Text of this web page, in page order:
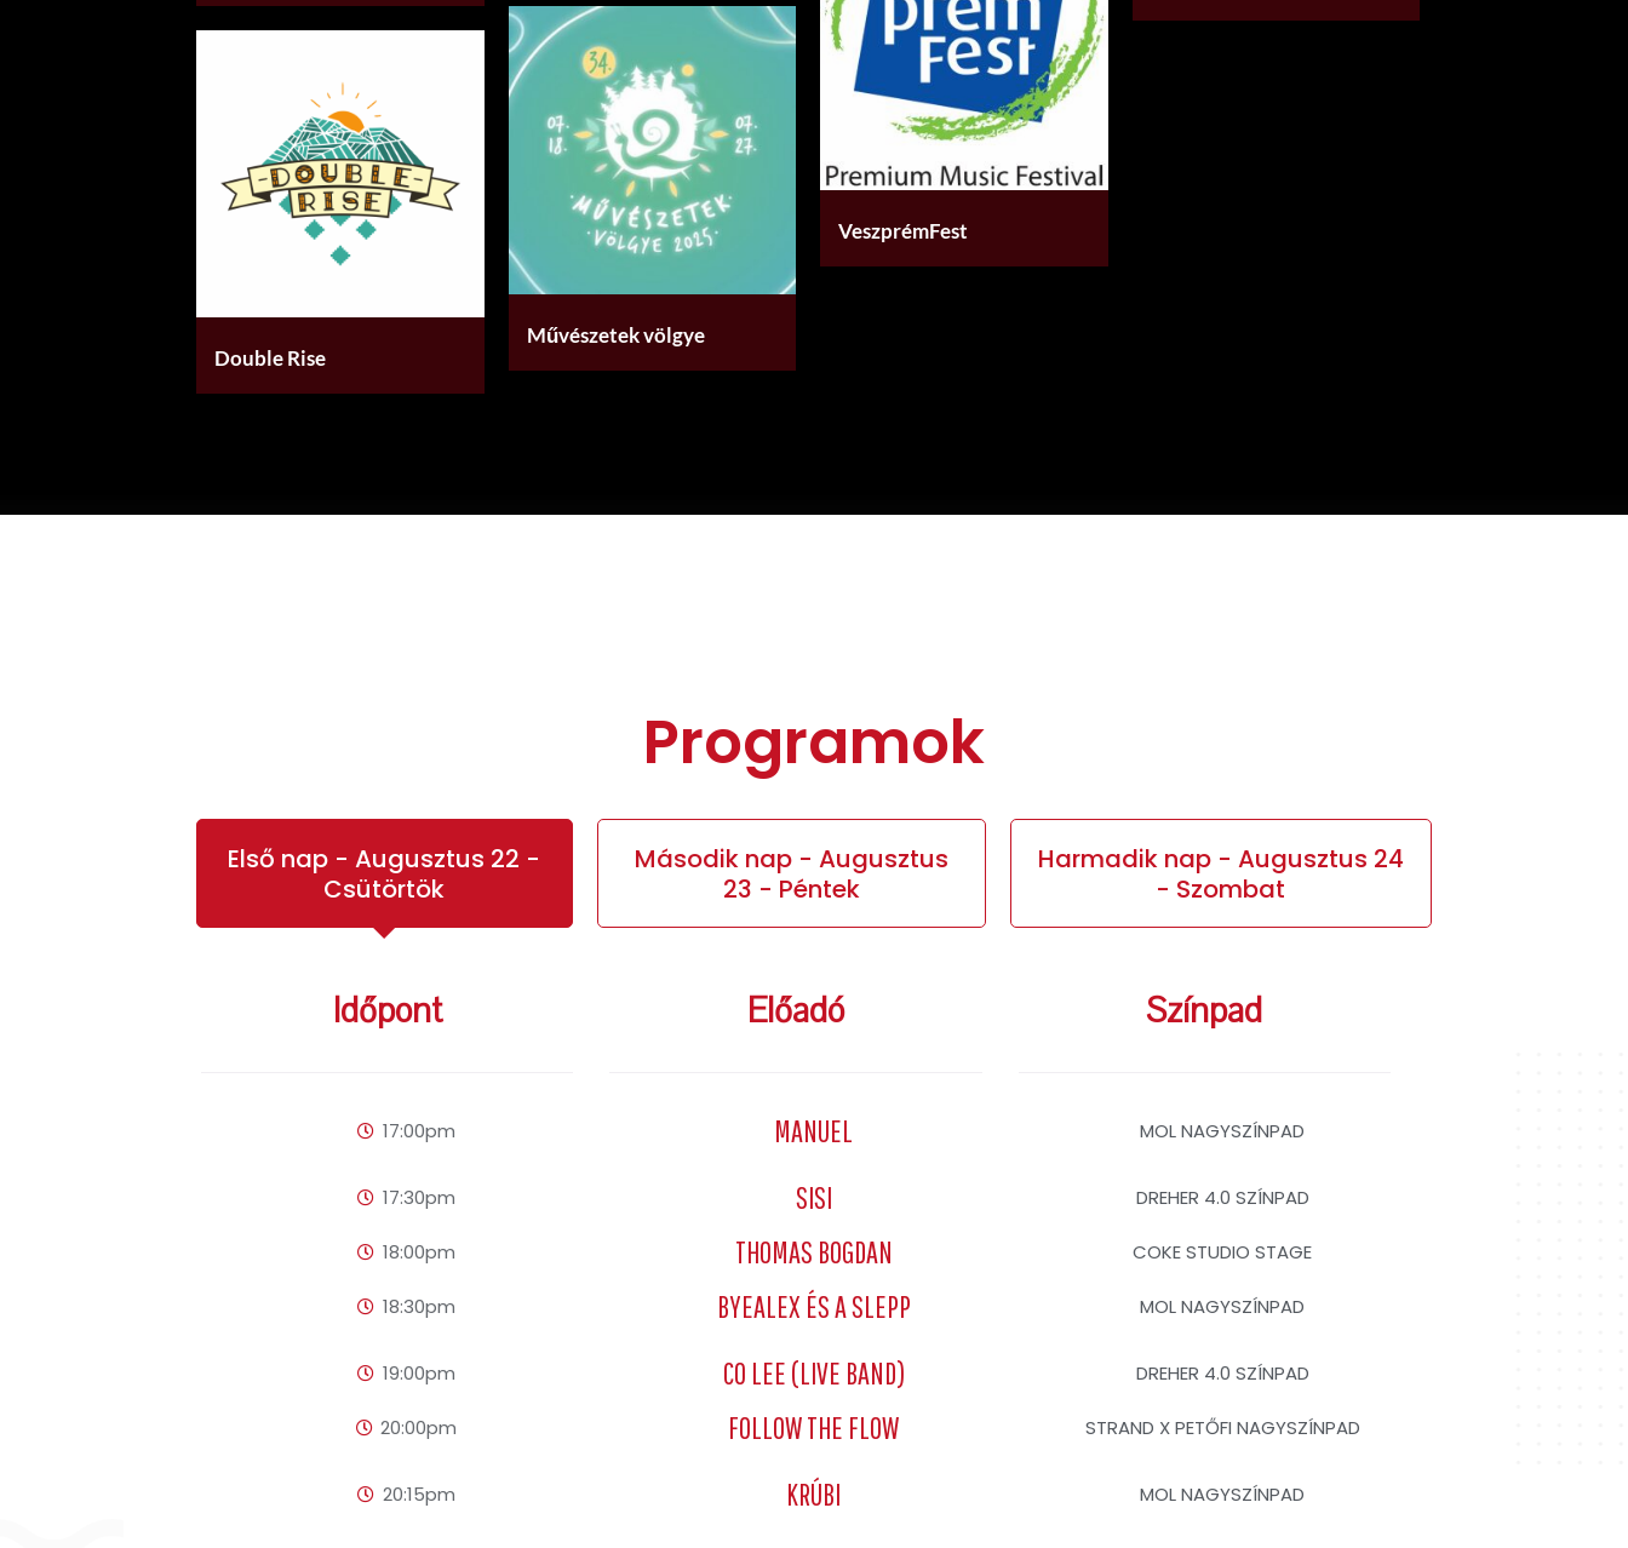
VeszprémFest
Művészetek völgye
Double Rise
Programok
Első nap - Augusztus 22 -
Csütörtök
Második nap - Augusztus
23 - Péntek
Harmadik nap - Augusztus 24
- Szombat
Időpont Előadó Színpad
17:00pm MANUEL MOL NAGYSZÍNPAD
17:30pm SISI DREHER 4.0 SZÍNPAD
18:00pm THOMAS BOGDAN COKE STUDIO STAGE
18:30pm BYEALEX ÉS A SLEPP MOL NAGYSZÍNPAD
19:00pm CO LEE (LIVE BAND) DREHER 4.0 SZÍNPAD
20:00pm FOLLOW THE FLOW STRAND X PETŐFI NAGYSZÍNPAD
20:15pm KRÚBI MOL NAGYSZÍNPAD